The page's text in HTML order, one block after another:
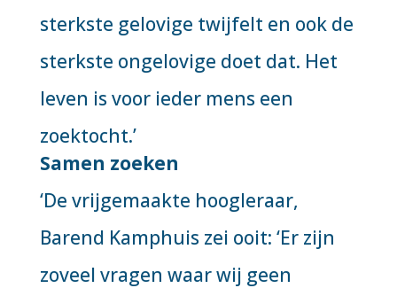
sterkste gelovige twijfelt en ook de
sterkste ongelovige doet dat. Het
leven is voor ieder mens een
zoektocht.’
Samen zoeken
‘De vrijgemaakte hoogleraar,
Barend Kamphuis zei ooit: ‘Er zijn
zoveel vragen waar wij geen